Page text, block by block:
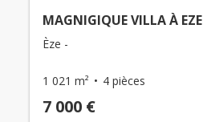
MAGNIGIQUE VILLA À EZE
Èze -
1 021 m² 4 pièces
7 000 €